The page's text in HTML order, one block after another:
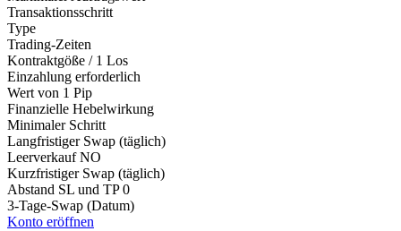
Transaktionsschritt
Type
Trading-Zeiten
Kontraktgöße / 1 Los
Einzahlung erforderlich
Wert von 1 Pip
Finanzielle Hebelwirkung
Minimaler Schritt
Langfristiger Swap (täglich)
Leerverkauf NO
Kurzfristiger Swap (täglich)
Abstand SL und TP 0
3-Tage-Swap (Datum)
Konto eröffnen